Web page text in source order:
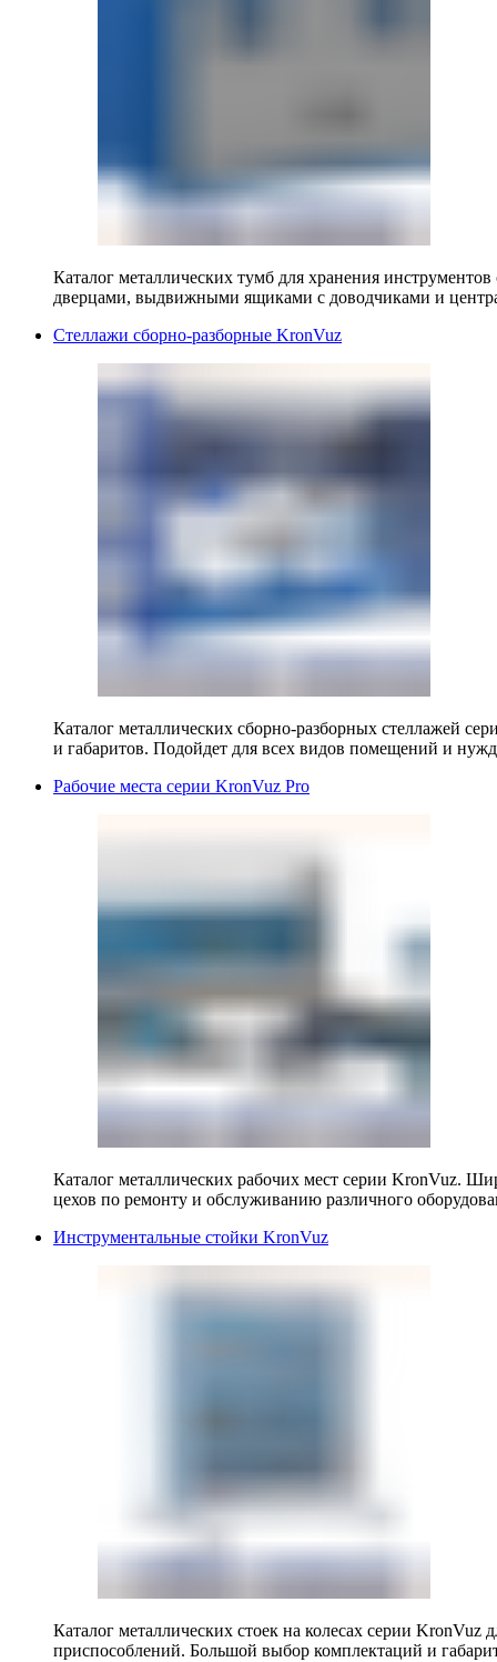
Каталог металлических тумб для хранения
дверцами, выдвижными ящиками с доводчиками и
Стеллажи сборно-разборные KronVuz
Каталог металлических сборно-разборных стеллажей
и габаритов. Подойдет для всех видов помещений и
Рабочие места серии KronVuz Pro
Каталог металлических рабочих мест серии KronVuz.
цехов по ремонту и обслуживанию различного
Инструментальные стойки KronVuz
Каталог металлических стоек на колесах серии KronVuz
приспособлений. Большой выбор комплектаций и